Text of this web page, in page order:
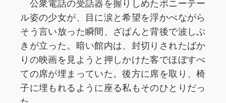
ル姿の少女が、目に涙と希望を浮かべながら
そう言い放った瞬間、ざばんと背後で波しぶ
きが立った。暗い館内は、封切りされたばか
りの映画を見ようと押しかけた客でほぼすべ
ての席が埋まっていた。後方に席を取り、椅
子に埋もれるように座る私もそのひとりだっ